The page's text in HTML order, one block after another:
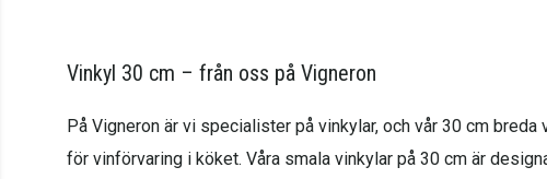
Vinkyl 30 cm – från oss på Vigneron
På Vigneron är vi specialister på vinkylar, och vår 30 cm
för vinförvaring i köket. Våra smala vinkylar på 30 cm är